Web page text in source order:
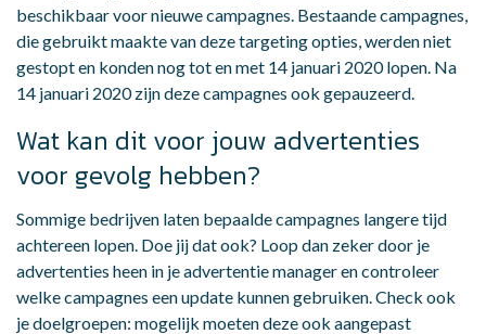
beschikbaar voor nieuwe campagnes. Bestaande campagnes,
die gebruikt maakte van deze targeting opties, werden niet
gestopt en konden nog tot en met 14 januari 2020 lopen. Na
14 januari 2020 zijn deze campagnes ook gepauzeerd.
Wat kan dit voor jouw advertenties
voor gevolg hebben?
Sommige bedrijven laten bepaalde campagnes langere tijd
achtereen lopen. Doe jij dat ook? Loop dan zeker door je
advertenties heen in je advertentie manager en controleer
welke campagnes een update kunnen gebruiken. Check ook
je doelgroepen: mogelijk moeten deze ook aangepast